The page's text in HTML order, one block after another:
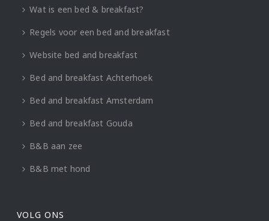
Wat is een bed & breakfast?
Regels voor een bed and breakfast
Website bed and breakfast
Bed and breakfast Achterhoek
Bed and breakfast Amsterdam
Bed and breakfast Gouda
B&B aan zee
B&B met hond
VOLG ONS